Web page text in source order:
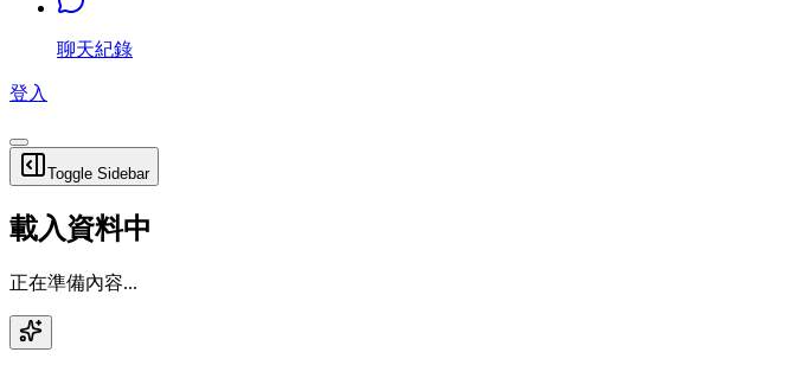
聊天紀錄
登入
Toggle Sidebar
載入資料中
正在準備內容...